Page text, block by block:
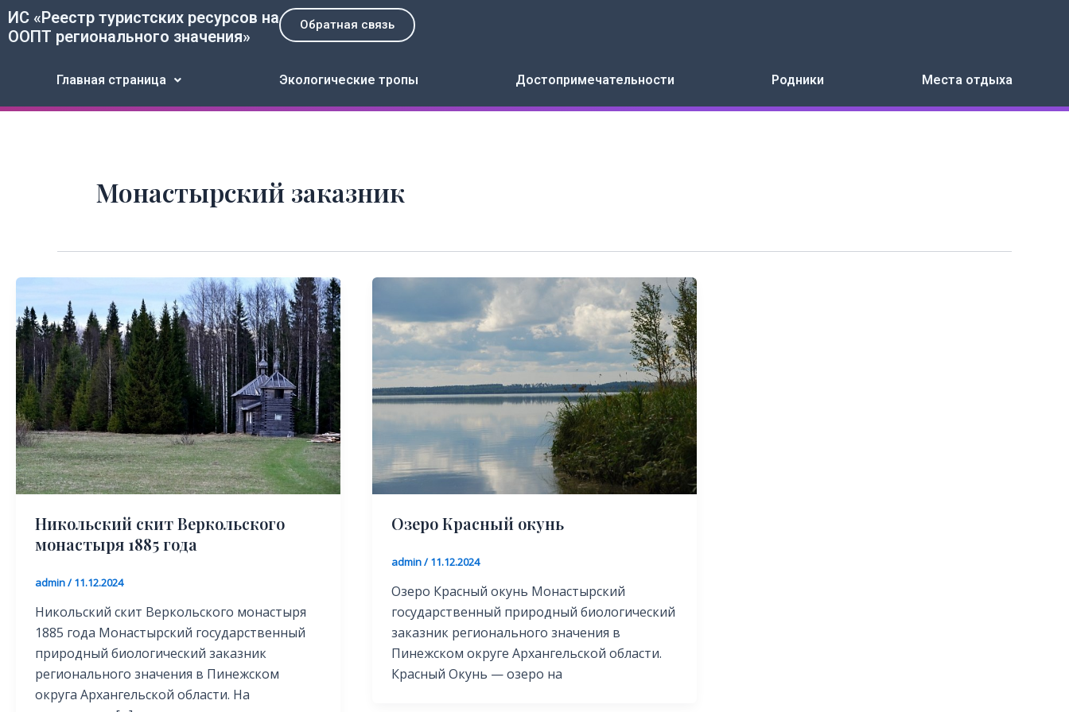
Перейти
содержимому
ИС «Реестр туристских ресурсов на
ООПТ регионального значения»
Обратная связь
Главная страница Экологические тропы Достопримечательности Родники Места отдыха
Монастырский заказник
Никольский скит Веркольского
монастыря 1885 года
admin/11.12.2024
Никольский скит Веркольского монастыря
1885 года Монастырский государственный
природный биологический заказник
регионального значения в Пинежском
округа Архангельской области. На
Озеро Красный окунь
admin/11.12.2024
Озеро Красный окунь Монастырский
государственный природный биологический
заказник регионального значения в
Пинежском округе Архангельской области.
Красный Окунь — озеро на